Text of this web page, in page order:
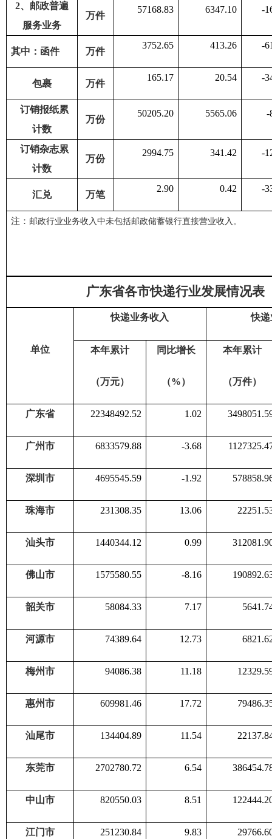
2、邮政普遍
服务业务
万件
57168.83 6347.10 -
其中：函件 万件
3752.65 413.26 -
包裹 万件
165.17 20.54 -
订销报纸累
计数
万份
50205.20 5565.06 -
订销杂志累
计数
万份
2994.75 341.42 -
汇兑 万笔
2.90 0.42 -
注： 邮政行业业务收入中未包括邮政储蓄银行直接营业收入。
广东省各市快递行业发展情况表
单位
快递业务收入 快
本年累计 同比增长 本年累计
（万元） （%） （万件）
广东省 22348492.52 1.02
广州市 6833579.88 -3.68
深圳市 4695545.59 -1.92
珠海市 231308.35 13.06
汕头市 1440344.12 0.99
佛山市 1575580.55 -8.16
韶关市 58084.33 7.17
河源市 74389.64 12.73
梅州市 94086.38 11.18
惠州市 609981.46 17.72
汕尾市 134404.89 11.54
东莞市 2702780.72 6.54
中山市 820550.03 8.51
江门市 251230.84 9.83